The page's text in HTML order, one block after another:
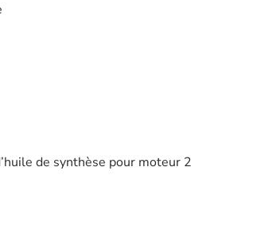
de synthèse pour moteur 2